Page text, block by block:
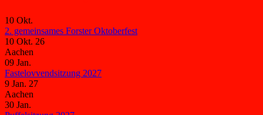
10 Okt.
2. gemeinsames Forster Oktoberfest
10 Okt. 26
Aachen
09 Jan.
Fastelovvendsitzung 2027
9 Jan. 27
Aachen
30 Jan.